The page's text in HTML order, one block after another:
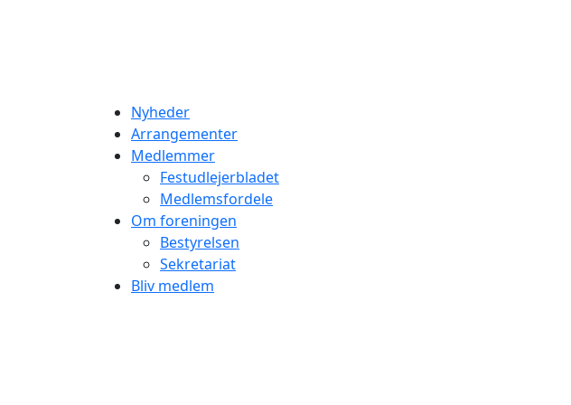
Nyheder
Arrangementer
Medlemmer
Festudlejerbladet
Medlemsfordele
Om foreningen
Bestyrelsen
Sekretariat
Bliv medlem